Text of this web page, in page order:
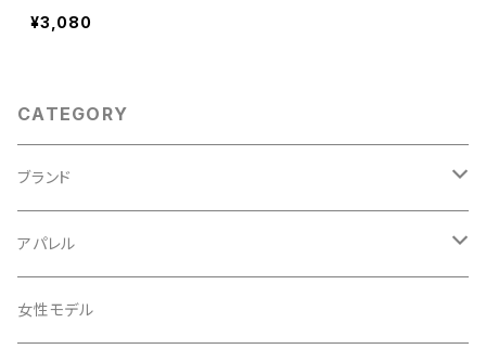
¥3,080
CATEGORY
ブランド
ABUS/アブス
ADEPT/アデプト
アパレル
Tシャツ
女性モデル